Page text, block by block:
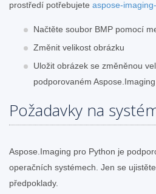
prostředí potřebujete aspose-
Načtěte soubor BMP pomocí
Změnit velikost obrázku
Uložit obrázek se změněnou
podporovaném Aspose.Imaging
Požadavky na
Aspose.Imaging pro Python je
operačních systémech. Jen se
předpoklady.